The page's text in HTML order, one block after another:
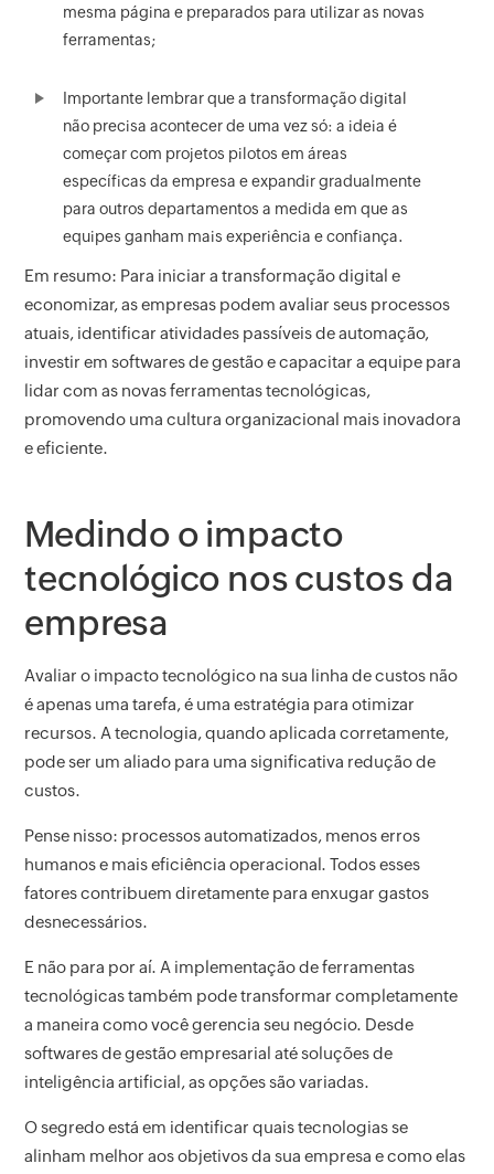
mesma página e preparados para utilizar as novas
ferramentas;
Importante lembrar que a transformação digital
não precisa acontecer de uma vez só: a ideia é
começar com projetos pilotos em áreas
específicas da empresa e expandir gradualmente
para outros departamentos a medida em que as
equipes ganham mais experiência e confiança.
Em resumo: Para iniciar a transformação digital e
economizar, as empresas podem avaliar seus processos
atuais, identificar atividades passíveis de automação,
investir em softwares de gestão e capacitar a equipe para
lidar com as novas ferramentas tecnológicas,
promovendo uma cultura organizacional mais inovadora
e eficiente.
Medindo o impacto
tecnológico nos custos da
empresa
Avaliar o impacto tecnológico na sua linha de custos não
é apenas uma tarefa, é uma estratégia para otimizar
recursos. A tecnologia, quando aplicada corretamente,
pode ser um aliado para uma significativa redução de
custos.
Pense nisso: processos automatizados, menos erros
humanos e mais eficiência operacional. Todos esses
fatores contribuem diretamente para enxugar gastos
desnecessários.
E não para por aí. A implementação de ferramentas
tecnológicas também pode transformar completamente
a maneira como você gerencia seu negócio. Desde
softwares de gestão empresarial até soluções de
inteligência artificial, as opções são variadas.
O segredo está em identificar quais tecnologias se
alinham melhor aos objetivos da sua empresa e como elas